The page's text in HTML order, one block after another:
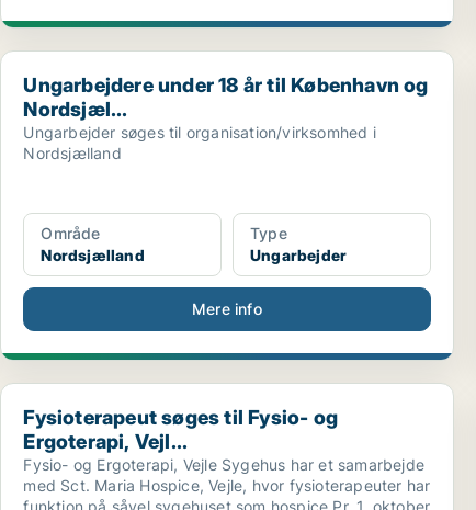
Ungarbejdere under 18 år til København og Nordsjæl...
Ungarbejdere under 18 år til København og
Nordsjæl...
Ungarbejder søges til organisation/virksomhed i
Nordsjælland
Område
Nordsjælland
Type
Ungarbejder
Mere info
Fysioterapeut søges til Fysio- og Ergoterapi, Vejl...
Fysioterapeut søges til Fysio- og
Ergoterapi, Vejl...
Fysio- og Ergoterapi, Vejle Sygehus har et samarbejde
med Sct. Maria Hospice, Vejle, hvor fysioterapeuter har
funktion på såvel sygehuset som hospice.Pr. 1. oktober